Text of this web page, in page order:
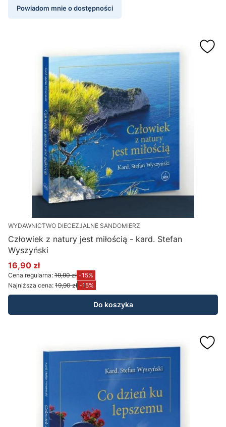
Powiadom mnie o dostępności
WYDAWNICTWO DIECEZJALNE SANDOMIERZ
Człowiek z natury jest miłością - kard. Stefan
Wyszyński
Cena promocyjna
16,90 zł
Cena regularna: 19,90 zł -15%
Najniższa cena: 19,90 zł -15%
Do koszyka